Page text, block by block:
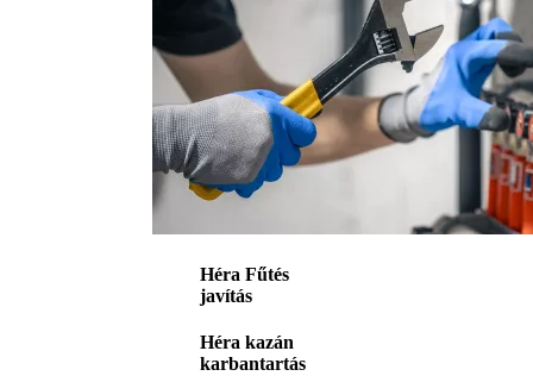
Héra Fűtés
javítás
Héra kazán
karbantartás